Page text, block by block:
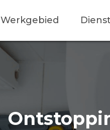
Werkgebied